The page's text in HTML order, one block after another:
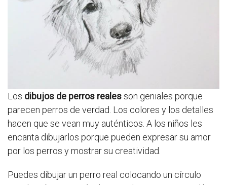
Los dibujos de perros realesson geniales porque
parecen perros de verdad. Los colores y los detalles
hacen que se vean muy auténticos. A los niños les
encanta dibujarlos porque pueden expresar su amor
por los perros y mostrar su creatividad.
Puedes dibujar un perro real colocando un círculo